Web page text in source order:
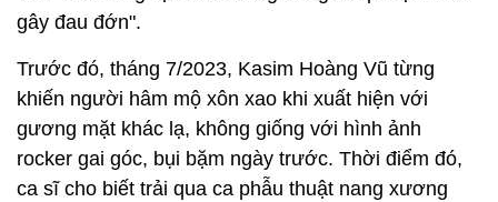
gây đau đớn".
Trước đó, tháng 7/2023, Kasim Hoàng Vũ từng
khiến người hâm mộ xôn xao khi xuất hiện với
gương mặt khác lạ, không giống với hình ảnh
rocker gai góc, bụi bặm ngày trước. Thời điểm đó,
ca sĩ cho biết trải qua ca phẫu thuật nang xương